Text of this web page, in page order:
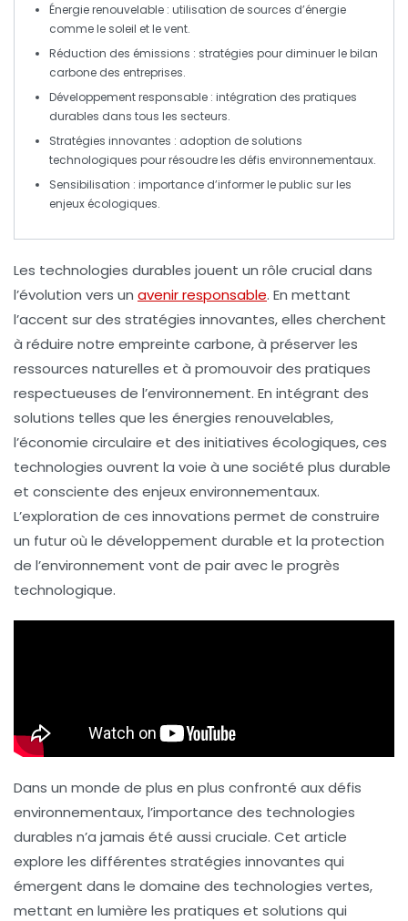
Énergie renouvelable : utilisation de sources d’énergie
comme le soleil et le vent.
Réduction des émissions : stratégies pour diminuer lebilan
carbone des entreprises.
Développement responsable : intégration des pratiques
durables dans tous les secteurs.
Stratégies innovantes : adoption de solutions
technologiques pour résoudre les défis environnementaux.
Sensibilisation : importance d’informer le public sur les
enjeux écologiques.
Les technologies durables jouent un rôle crucial dans
l’évolution vers un avenir responsable. En mettant
l’accent sur des stratégies innovantes, elles cherchent
à réduire notre empreinte carbone, à préserver les
ressources naturelles et à promouvoir des pratiques
respectueuses de l’environnement. En intégrant des
solutions telles que les énergies renouvelables,
l’économie circulaire et des initiatives écologiques, ces
technologies ouvrent la voie à une société plus durable
et consciente des enjeux environnementaux.
L’exploration de ces innovations permet de construire
un futur où le développement durable et la protection
de l’environnement vont de pair avec le progrès
technologique.
Dans un monde de plus en plus confronté aux défis
environnementaux, l’importance des technologies
durables n’a jamais été aussi cruciale. Cet article
explore les différentes stratégies innovantes qui
émergent dans le domaine des technologies vertes,
mettant en lumière les pratiques et solutions qui